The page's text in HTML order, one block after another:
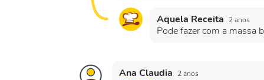
Aquela Receita 2 anos
Pode fazer com a massa
Ana Claudia 2 anos